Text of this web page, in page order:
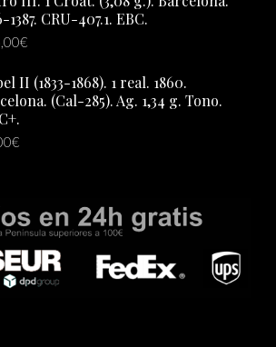
1387. CRU-407.1. EBC.
€
II (1833-1868). 1 real. 1860.
(Cal-285). Ag. 1,34 g. Tono.
€